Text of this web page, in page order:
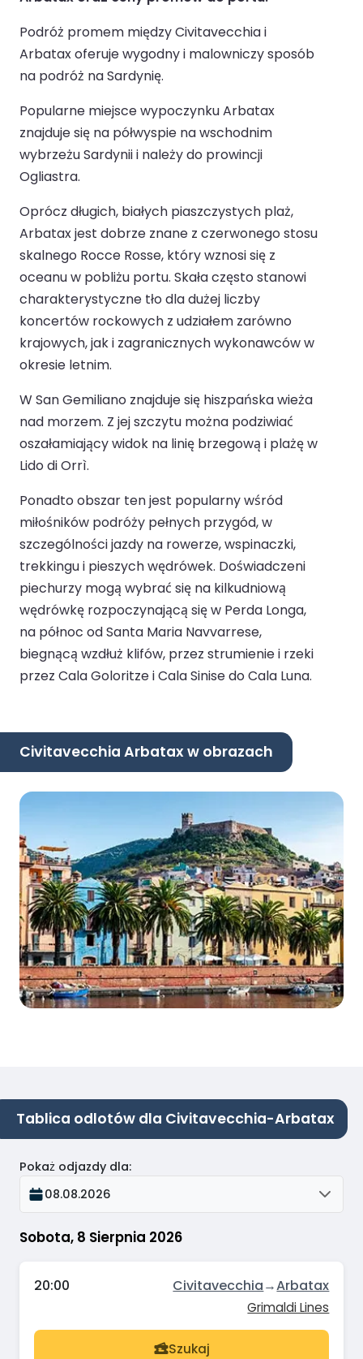
Podróż promem między Civitavecchia i
Arbatax oferuje wygodny i malowniczy sposób
na podróż na Sardynię.
Popularne miejsce wypoczynku Arbatax
znajduje się na półwyspie na wschodnim
wybrzeżu Sardynii i należy do prowincji
Ogliastra.
Oprócz długich, białych piaszczystych plaż,
Arbatax jest dobrze znane z czerwonego stosu
skalnego Rocce Rosse, który wznosi się z
oceanu w pobliżu portu. Skała często stanowi
charakterystyczne tło dla dużej liczby
koncertów rockowych z udziałem zarówno
krajowych, jak i zagranicznych wykonawców w
okresie letnim.
W San Gemiliano znajduje się hiszpańska wieża
nad morzem. Z jej szczytu można podziwiać
oszałamiający widok na linię brzegową i plażę w
Lido di Orrì.
Ponadto obszar ten jest popularny wśród
miłośników podróży pełnych przygód, w
szczególności jazdy na rowerze, wspinaczki,
trekkingu i pieszych wędrówek. Doświadczeni
piechurzy mogą wybrać się na kilkudniową
wędrówkę rozpoczynającą się w Perda Longa,
na północ od Santa Maria Navvarrese,
biegnącą wzdłuż klifów, przez strumienie i rzeki
przez Cala Goloritze i Cala Sinise do Cala Luna.
Civitavecchia Arbatax w obrazach
Tablica odlotów dla Civitavecchia-Arbatax
Sobota, 8 Sierpnia 2026
Pokaż odjazdy dla:
08.08.2026
20:00 Civitavecchia→Arbatax
Grimaldi Lines
Szukaj